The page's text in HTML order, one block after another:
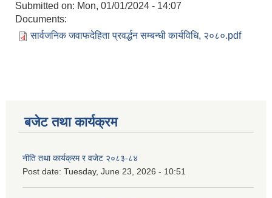
Submitted on: Mon, 01/01/2024 - 14:07
Documents:
सार्वजनिक जवाफदेहिता प्रवर्द्धन सम्बन्धी कार्यविधि, २०८०.pdf
बजेट तथा कार्यक्रम
नीति तथा कार्यक्रम र वजेट २०८३-८४
Post date: Tuesday, June 23, 2026 - 10:51